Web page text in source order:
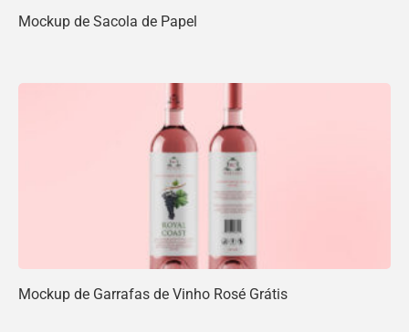
Mockup de Sacola de Papel
Mockup de Garrafas de Vinho Rosé Grátis